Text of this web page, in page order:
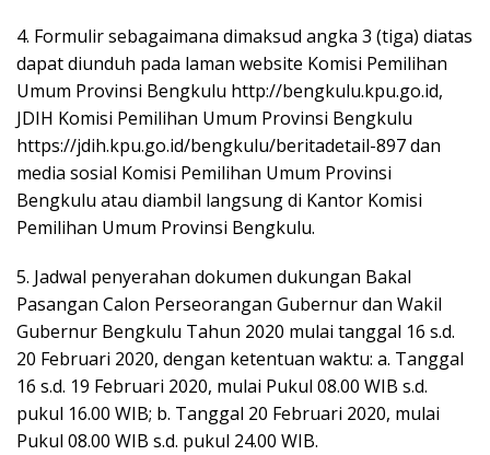
4. Formulir sebagaimana dimaksud angka 3 (tiga) diatas
dapat diunduh pada laman website Komisi Pemilihan
Umum Provinsi Bengkulu http://bengkulu.kpu.go.id,
JDIH Komisi Pemilihan Umum Provinsi Bengkulu
https://jdih.kpu.go.id/bengkulu/beritadetail-897 dan
media sosial Komisi Pemilihan Umum Provinsi
Bengkulu atau diambil langsung di Kantor Komisi
Pemilihan Umum Provinsi Bengkulu.
5. Jadwal penyerahan dokumen dukungan Bakal
Pasangan Calon Perseorangan Gubernur dan Wakil
Gubernur Bengkulu Tahun 2020 mulai tanggal 16 s.d.
20 Februari 2020, dengan ketentuan waktu: a. Tanggal
16 s.d. 19 Februari 2020, mulai Pukul 08.00 WIB s.d.
pukul 16.00 WIB; b. Tanggal 20 Februari 2020, mulai
Pukul 08.00 WIB s.d. pukul 24.00 WIB.